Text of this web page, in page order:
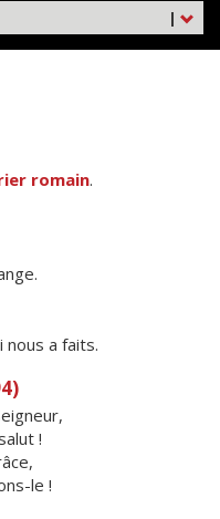
|
romain.
nous a faits.
!
le !